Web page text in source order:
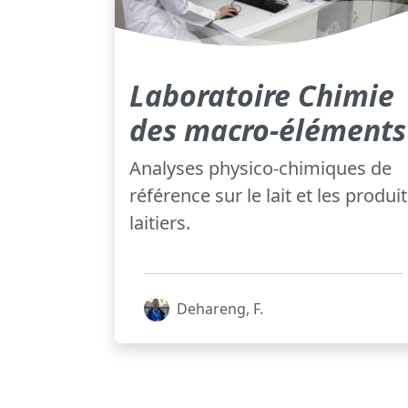
Laboratoire Chimie
des macro-éléments
Analyses physico-chimiques de
référence sur le lait et les
laitiers.
Dehareng, F.